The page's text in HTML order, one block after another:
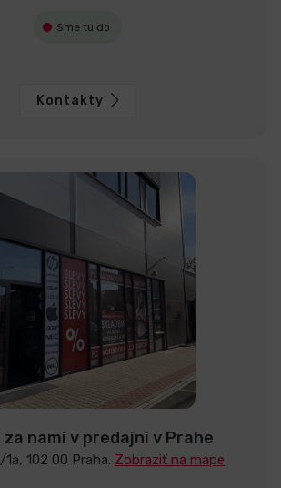
Sme tu do
Kontakty
nami v predajni v Prahe
102 00 Praha. Zobraziť na mape